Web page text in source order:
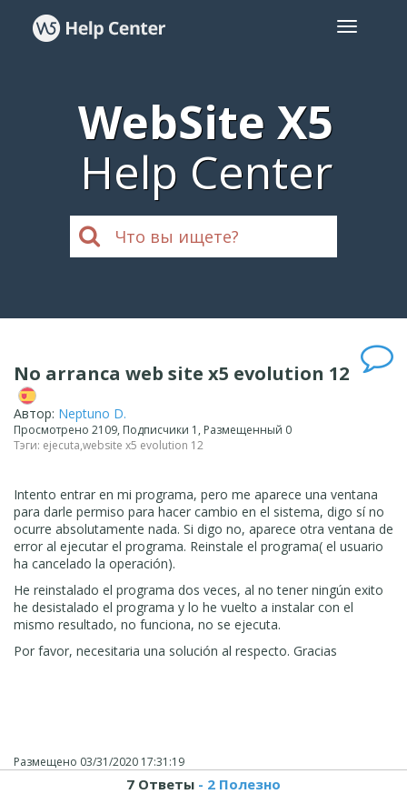
WebSite X5
Help Center
No arranca web site x5 evolution 12
Автор: Neptuno D.
Просмотрено 2109, Подписчики 1, Размещенный 0
Тэги: ejecuta,website x5 evolution 12
Intento entrar en mi programa, pero me aparece una ventana
para darle permiso para hacer cambio en el sistema, digo sí no
ocurre absolutamente nada. Si digo no, aparece otra ventana de
error al ejecutar el programa. Reinstale el programa( el usuario
ha cancelado la operación).
He reinstalado el programa dos veces, al no tener ningún exito
he desistalado el programa y lo he vuelto a instalar con el
mismo resultado, no funciona, no se ejecuta.
Por favor, necesitaria una solución al respecto. Gracias
Размещено 03/31/2020 17:31:19
7 Ответы - 2 Полезно